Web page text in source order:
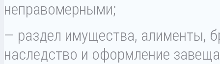
неправомерными;
— раздел имущества, алименты,
наследство и оформление